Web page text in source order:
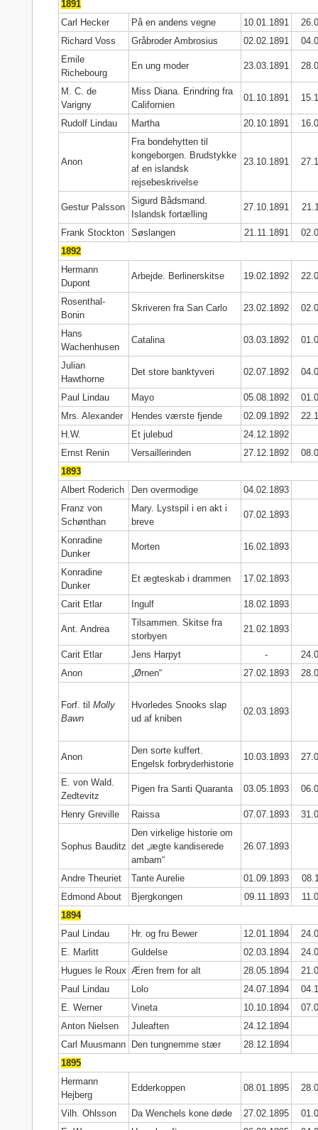
1891
Carl Hecker
På en andens vegne 10.01.1891
Richard Voss
Gråbroder Ambrosius 02.02.1891
Emile
Richebourg
En ung moder 23.03.1891
M. C. de
Varigny
Miss Diana. Erindring fra
Californien
01.10.1891
Rudolf Lindau Martha 20.10.1891
Anon
Fra bondehytten til
kongeborgen. Brudstykke
af en islandsk
rejsebeskrivelse
23.10.1891
Gestur Palsson
Sigurd Bådsmand.
Islandsk fortælling
27.10.1891
Frank Stockton Søslangen 21.11.1891
1892
Hermann
Dupont
Arbejde. Berlinerskitse 19.02.1892
Rosenthal-
Bonin
Skriveren fra San Carlo 23.02.1892
Hans
Wachenhusen
Catalina 03.03.1892
Julian
Hawthorne
Det store banktyveri 02.07.1892
Paul Lindau Mayo 05.08.1892
Mrs. Alexander
Hendes værste fjende 02.09.1892
H.W.
Et julebud
24.12.1892
Ernst Renin
Versaillerinden 27.12.1892
1893
Albert Roderich
Den overmodige
04.02.1893
Franz von
Schønthan
Mary. Lystspil i en akt i
breve
07.02.1893
Konradine
Dunker
Morten 16.02.1893
Konradine
Dunker
Et ægteskab i drammen 17.02.1893
Carit Etlar Ingulf 18.02.1893
Ant. Andrea
Tilsammen. Skitse fra
storbyen
21.02.1893
Carit Etlar Jens Harpyt -
Anon
„Ørnen“ 27.02.1893
Forf. tilMolly
Bawn
Hvorledes Snooks slap
ud af kniben
02.03.1893
Anon
Den sorte kuffert.
Engelsk forbryderhistorie
10.03.1893
E. von Wald.
Zedtevitz
Pigen fra Santi Quaranta 03.05.1893
Henry Greville Raissa 07.07.1893
Sophus Bauditz
Den virkelige historie om
det „ægte kandiserede
ambam“
26.07.1893
Andre Theuriet Tante Aurelie 01.09.1893
Edmond About
Bjergkongen 09.11.1893
1894
Paul Lindau
Hr. og fru Bewer 12.01.1894
E. Marlitt
Guldelse 02.03.1894
Hugues le Roux Æren frem for alt 28.05.1894
Paul Lindau
Lolo 24.07.1894
E. Werner
Vineta 10.10.1894
Anton Nielsen
Juleaften
24.12.1894
Carl Muusmann Den tungnemme stær
28.12.1894
1895
Hermann
Hejberg
Edderkoppen 08.01.1895
Vilh. Ohlsson Da Wenchels kone døde 27.02.1895